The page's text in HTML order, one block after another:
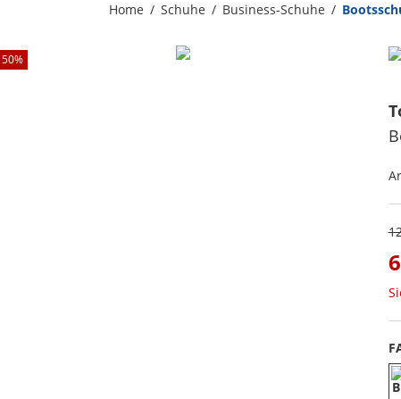
Home Schuhe Business-Schuhe
50%